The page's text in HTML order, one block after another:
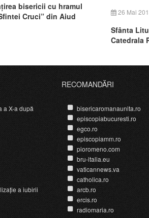
bisericii cu hramul
Cruci” din Aiud
26 Mai
Sfânta
Catedrala
a X-a după
a iubirii
RECOMANDĂRI
bisericaromanaunita.ro
episcopiabucuresti.ro
egco.ro
episcopiamm.ro
pioromeno.com
bru-italia.eu
vaticannews.va
catholica.ro
arcb.ro
ercis.ro
radiomaria.ro